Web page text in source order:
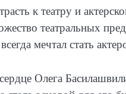
к театру и
театральных
мечтал стать
Олега